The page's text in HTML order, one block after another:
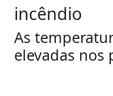
incêndio
As
elevadas nos